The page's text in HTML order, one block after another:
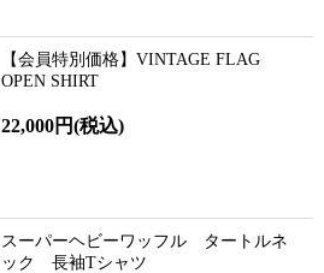
【会員特別価格】VINTAGE FLAG
OPEN SHIRT
22,000円(税込)
スーパーヘビーワッフル タートルネ
ック 長袖Tシャツ